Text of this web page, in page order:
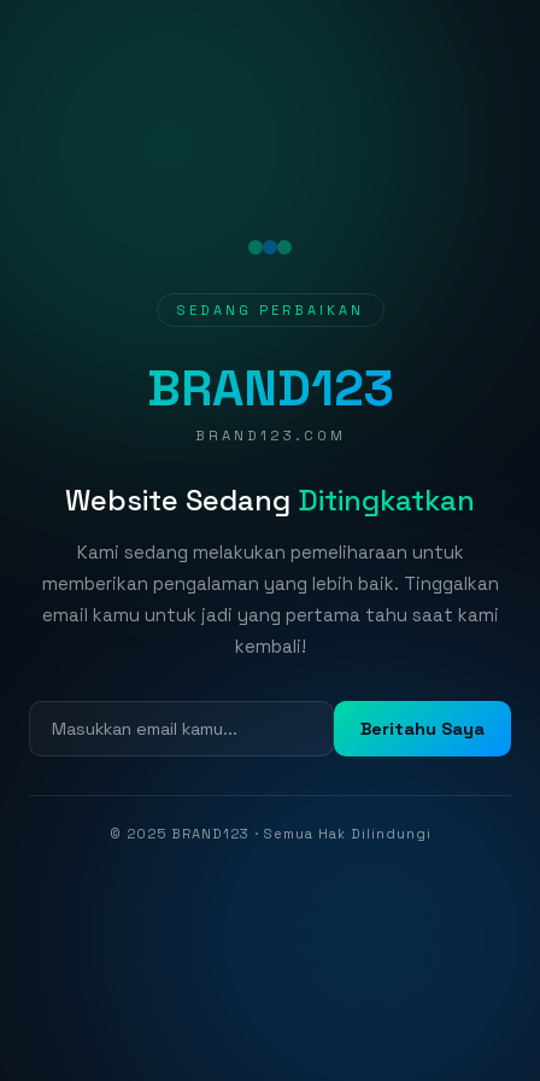
SEDANG PERBAIKAN
BRAND123
BRAND123.COM
Website Sedang Ditingkatkan
Kami sedang melakukan pemeliharaan untuk
memberikan pengalaman yang lebih baik. Tinggalkan
email kamu untuk jadi yang pertama tahu saat kami
kembali!
Beritahu Saya
© 2025 BRAND123 · Semua Hak Dilindungi